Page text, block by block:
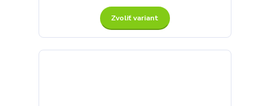
Zvoliť variant